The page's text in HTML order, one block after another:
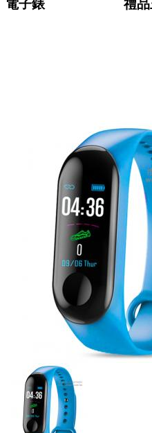
電子錶 禮品王禮